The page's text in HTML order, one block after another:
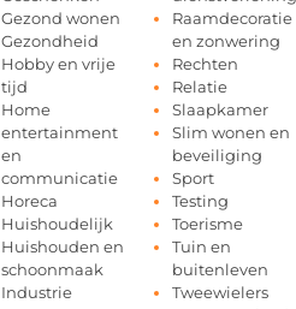
Gezond wonen
Gezondheid
Hobby en vrije
tijd
Home
entertainment
en
communicatie
Horeca
Huishoudelijk
Huishouden en
schoonmaak
Industrie
Raamdecoratie
en zonwering
Rechten
Relatie
Slaapkamer
Slim wonen en
beveiliging
Sport
Testing
Toerisme
Tuin en
buitenleven
Tweewielers